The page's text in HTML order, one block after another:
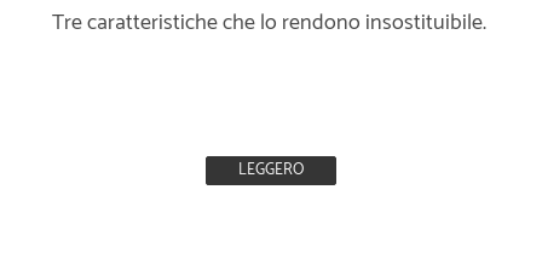
Tre caratteristiche che lo rendono insostituibile.
LEGGERO